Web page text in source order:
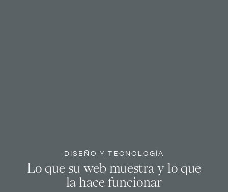
DISEÑO Y TECNOLOGÍA
Lo que su web muestra y lo que
la hace funcionar